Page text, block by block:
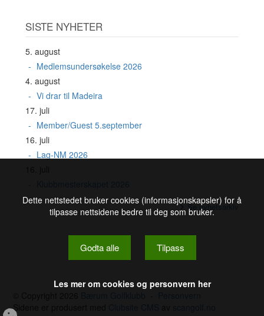
SISTE NYHETER
5. august
Medlemsundersøkelse 2026
4. august
Vi drar til Madeira
17. juli
Member/Guest 5.september
16. juli
Lag-NM 2026
Se nyhetsarkiv
Sidene er produsert med
Dette nettstedet bruker cookies (informasjonskapsler) for å
tilpasse nettsidene bedre til deg som bruker.
Godta alle Tilpass
Les mer om cookies og personvern her